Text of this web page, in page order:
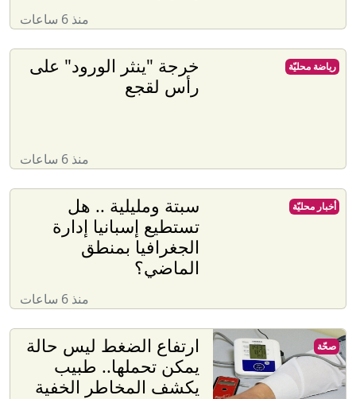
منذ 6 ساعات
خرجة "ينثر الورود" على
رأس لقجع
منذ 6 ساعات
رياضة محليّة
سبتة ومليلية .. هل
تستطيع إسبانيا إدارة
الجغرافيا بمنطق
الماضي؟
منذ 6 ساعات
أخبار محليّة
ارتفاع الضغط ليس حالة
يمكن تحملها.. طبيب
يكشف المخاطر الخفية
صحّة